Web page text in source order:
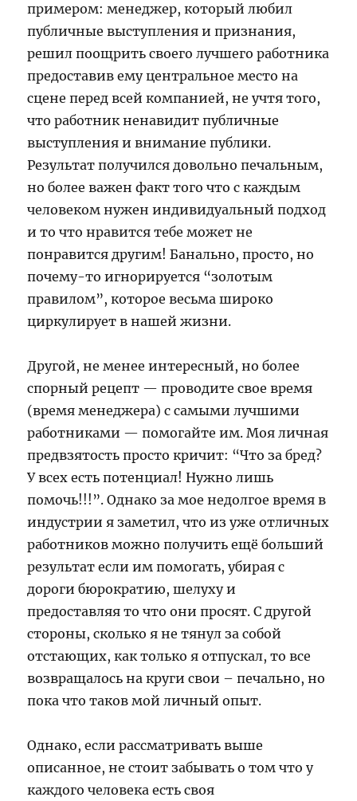
примером: менеджер, который любил
публичные выступления и признания,
решил поощрить своего лучшего работника
предоставив ему центральное место на
сцене перед всей компанией, не учтя того,
что работник ненавидит публичные
выступления и внимание публики.
Результат получился довольно печальным,
но более важен факт того что с каждым
человеком нужен индивидуальный подход
и то что нравится тебе может не
понравится другим! Банально, просто, но
почему-то игнорируется “золотым
правилом”, которое весьма широко
циркулирует в нашей жизни.
Другой, не менее интересный, но более
спорный рецепт — проводите свое время
(время менеджера) с самыми лучшими
работниками — помогайте им. Моя личная
предвзятость просто кричит: “Что за бред?
У всех есть потенциал! Нужно лишь
помочь!!!”. Однако за мое недолгое время в
индустрии я заметил, что из уже отличных
работников можно получить ещё больший
результат если им помогать, убирая с
дороги бюрократию, шелуху и
предоставляя то что они просят. С другой
стороны, сколько я не тянул за собой
отстающих, как только я отпускал, то все
возвращалось на круги свои – печально, но
пока что таков мой личный опыт.
Однако, если рассматривать выше
описанное, не стоит забывать о том что у
каждого человека есть своя